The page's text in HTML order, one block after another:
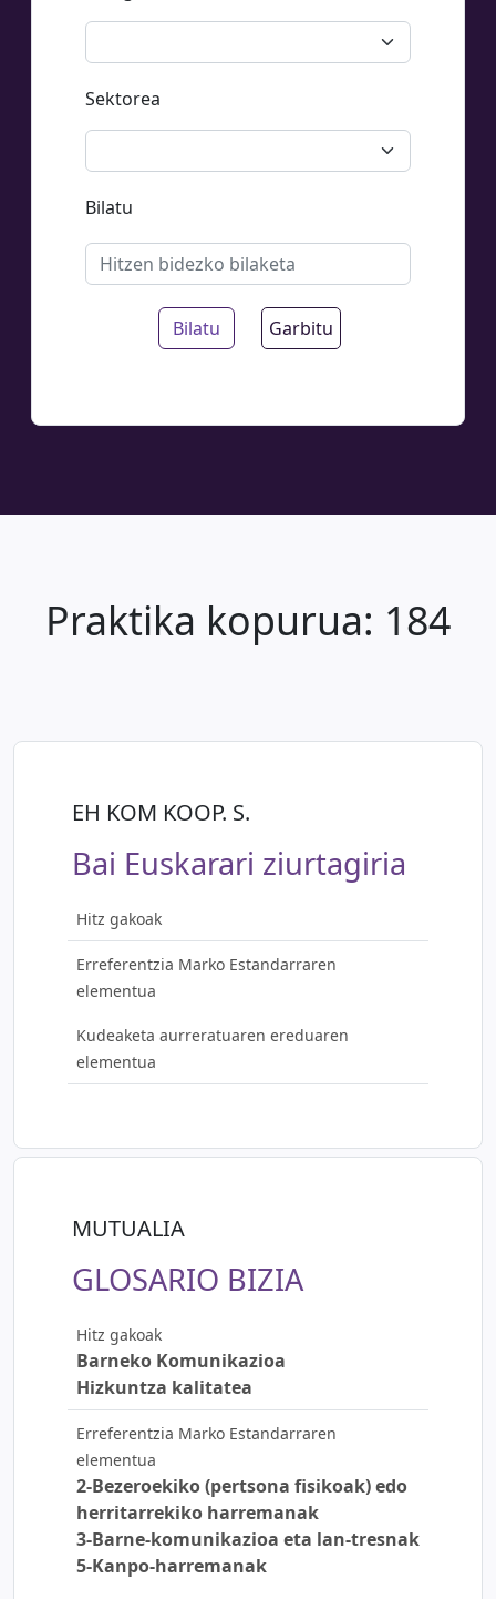
Sektorea
Bilatu
Bilatu
Praktika kopurua: 184
EH KOM KOOP. S.
Bai Euskarari ziurtagiria
Hitz gakoak
Erreferentzia Marko Estandarraren
elementua
Kudeaketa aurreratuaren ereduaren
elementua
MUTUALIA
GLOSARIO BIZIA
Hitz gakoak
Barneko Komunikazioa
Hizkuntza kalitatea
Erreferentzia Marko Estandarraren
elementua
2-Bezeroekiko (pertsona fisikoak) edo
herritarrekiko harremanak
3-Barne-komunikazioa eta lan-tresnak
5-Kanpo-harremanak